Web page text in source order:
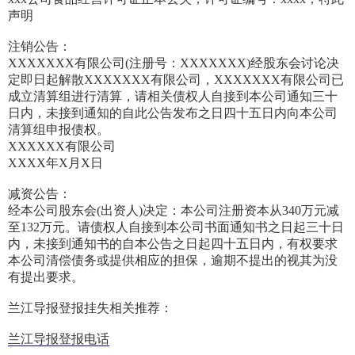
声明
注销公告：
XXXXXXX有限公司(注册号：XXXXXXX)经股东会讨论决
定即日起解散XXXXXXX有限公司，XXXXXXX有限公司已
成立清算组进行清算，请相关债权人自接到本公司通知三十
日内，未接到通知的自此公告发布之日四十五日内向本公司
清算组申报债权。
XXXXXX有限公司
XXXX年X月X日
减资公告：
经本公司股东会(出资人)决定：本公司注册资本从340万元减
至132万元。请债权人自接到本公司书面通知书之日起三十日
内，未接到通知书的自本公告之日起四十五日内，有权要求
本公司清偿债务或提供相应的担保，逾期不提出的视其为没
有提出要求。
兰江导报登报挂失相关推荐：
兰江导报登报电话